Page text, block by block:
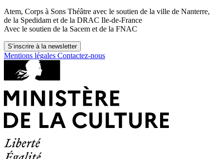
Atem, Corps à Sons Théâtre avec le soutien de la ville de Nanterre,
de la Spedidam et de la DRAC Ile-de-France
Avec le soutien de la Sacem et de la FNAC
S’inscrire à la newsletter
Mentions légales Contactez-nous